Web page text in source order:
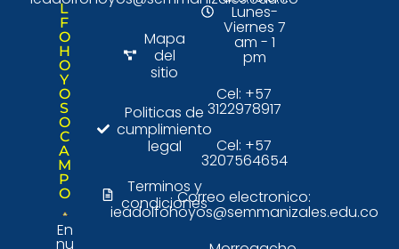
L
F
O
H
O
Y
O
S
O
C
A
M
P
O
En
nu
Mapa
del
sitio
Politicas de
cumplimiento
legal
Terminos y
condiciones
Lunes-
Viernes 7
am - 1
pm
Cel: +57
3122978917
Cel: +57
3207564654
Correo electronico:
ieadolfohoyos@semmanizales.edu.co